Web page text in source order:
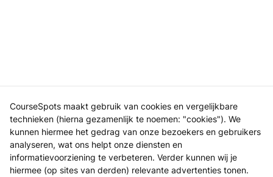
CourseSpots maakt gebruik van cookies en vergelijkbare
technieken (hierna gezamenlijk te noemen: "cookies"). We
kunnen hiermee het gedrag van onze bezoekers en gebruikers
analyseren, wat ons helpt onze diensten en
informatievoorziening te verbeteren. Verder kunnen wij je
hiermee (op sites van derden) relevante advertenties tonen.